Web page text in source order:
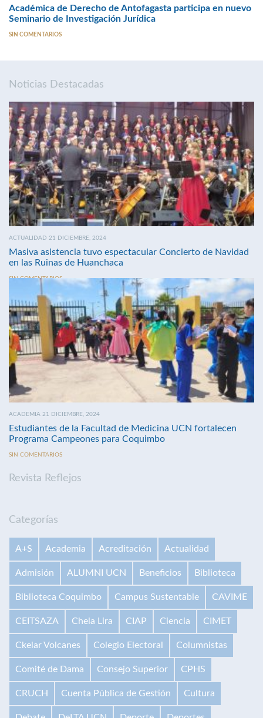
Académica de Derecho de Antofagasta participa en nuevo
Seminario de Investigación Jurídica
SIN COMENTARIOS
Noticias Destacadas
ACTUALIDAD 21 DICIEMBRE, 2024
Masiva asistencia tuvo espectacular Concierto de Navidad
en las Ruinas de Huanchaca
SIN COMENTARIOS
ACADEMIA 21 DICIEMBRE, 2024
Estudiantes de la Facultad de Medicina UCN fortalecen
Programa Campeones para Coquimbo
SIN COMENTARIOS
Revista Reflejos
Categorías
A+S Academia Acreditación Actualidad
Admisión ALUMNI UCN Beneficios Biblioteca
Biblioteca Coquimbo Campus Sustentable CAVIME
CEITSAZA Chela Lira CIAP Ciencia CIMET
Ckelar Volcanes Colegio Electoral Columnistas
Comité de Dama Consejo Superior CPHS
CRUCH Cuenta Pública de Gestión Cultura